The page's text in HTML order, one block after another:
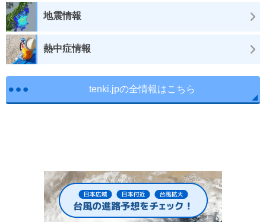
地震情報
熱中症情報
tenki.jpの全情報はこちら